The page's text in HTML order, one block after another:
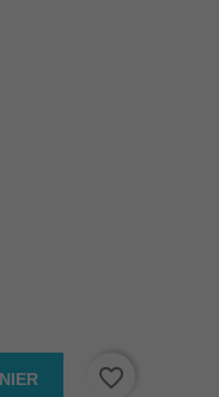
favorite_border